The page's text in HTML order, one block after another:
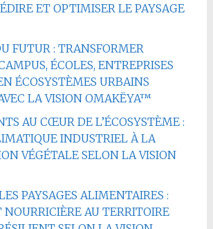
ET OPTIMISER LE PAYSAGE
FUTUR : TRANSFORMER
ÉCOLES, ENTREPRISES
ÉCOSYSTÈMES URBAINS
LA VISION OMAKËYA™
AU CŒUR DE L’ÉCOSYSTÈME :
INDUSTRIEL À LA
VÉGÉTALE SELON LA VISION
PAYSAGES ALIMENTAIRES :
NOURRICIÈRE AU TERRITOIRE